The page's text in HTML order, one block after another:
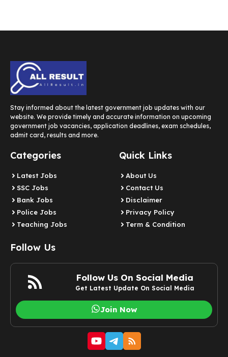
Stay informed about the latest government job updates with our
website. We provide timely and accurate information on upcoming
government job vacancies, application deadlines, exam schedules,
admit card, results and more.
Categories
Latest Jobs
SSC Jobs
Bank Jobs
Police Jobs
Teaching Jobs
Quick Links
About Us
Contact Us
Disclaimer
Privacy Policy
Term & Condition
Follow Us
Follow Us On Social Media
Get Latest Update On Social Media
Join Now